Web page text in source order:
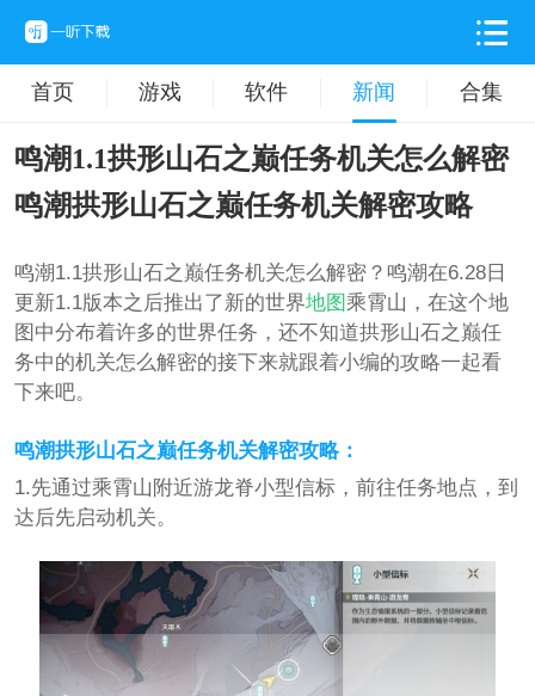
首页 游戏 软件 新闻 合集
鸣潮1.1拱形山石之巅任务机关怎么解密
鸣潮拱形山石之巅任务机关解密攻略
鸣潮1.1拱形山石之巅任务机关怎么解密？鸣潮在6.28日
更新1.1版本之后推出了新的世界地图 乘霄山，在这个地
图中分布着许多的世界任务，还不知道拱形山石之巅任
务中的机关怎么解密的接下来就跟着小编的攻略一起看
下来吧。
鸣潮拱形山石之巅任务机关解密攻略：
1.先通过乘霄山附近游龙脊小型信标，前往任务地点，到
达后先启动机关。